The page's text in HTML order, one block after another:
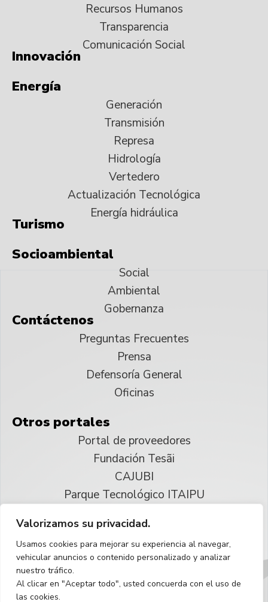
Valorizamos su privacidad.
Usamos cookies para mejorar su experiencia al navegar,
vehicular anuncios o contenido personalizado y analizar
nuestro tráfico.
Al clicar en "Aceptar todo", usted concuerda con el uso de
las cookies.
Recursos Humanos
Transparencia
Comunicación Social
Innovación
Energía
Generación
Transmisión
Represa
Hidrología
Vertedero
Actualización Tecnológica
Energía hidráulica
Turismo
Socioambiental
Social
Ambiental
Gobernanza
Contáctenos
Preguntas Frecuentes
Prensa
Defensoría General
Oficinas
Otros portales
Portal de proveedores
Fundación Tesãi
CAJUBI
Parque Tecnológico ITAIPU
Reservados todos los derechos
Español